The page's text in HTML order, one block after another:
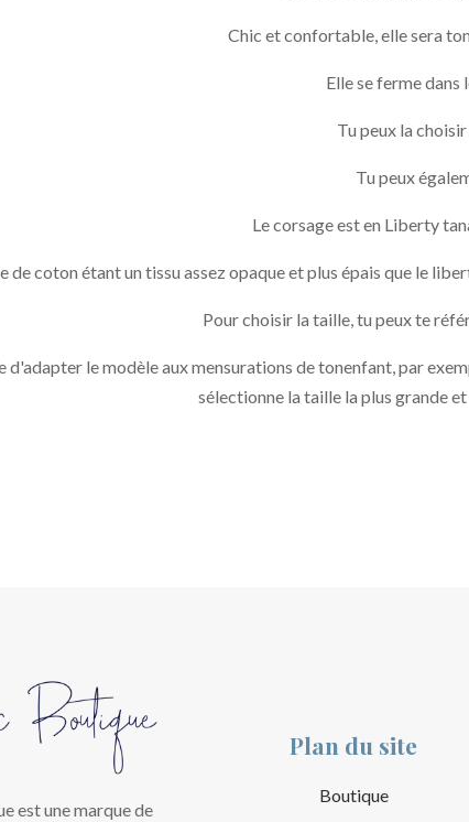
Chic et confortable, elle sera
Elle se ferme
Tu peux la
Tu peux
Le corsage est en Liberty
de coton étant un tissu assez opaque et plus épais que le
Pour choisir la taille, tu peux te
d'adapter le modèle aux mensurations de tonenfant, par
sélectionne la taille la plus grande
est une marque de
Plan du site
Boutique